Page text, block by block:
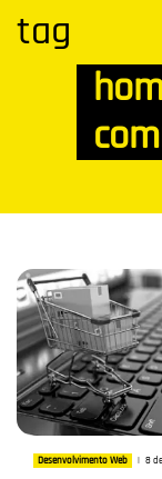
tag
Desenvolvimento Web | 8